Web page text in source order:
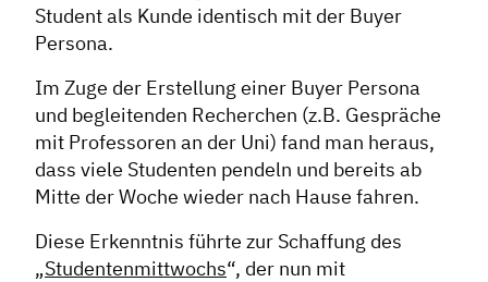
Student als Kunde identisch mit der Buyer
Persona.
Im Zuge der Erstellung einer Buyer Persona
und begleitenden Recherchen (z.B. Gespräche
mit Professoren an der Uni) fand man heraus,
dass viele Studenten pendeln und bereits ab
Mitte der Woche wieder nach Hause fahren.
Diese Erkenntnis führte zur Schaffung des
„Studentenmittwochs“, der nun mit